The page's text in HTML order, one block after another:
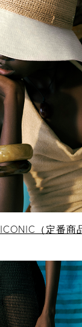
ICONIC（定番商